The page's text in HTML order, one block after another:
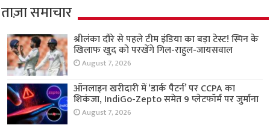
ताज़ा समाचार
श्रीलंका दौरे से पहले टीम इंडिया का बड़ा टेस्ट! स्पिन के
खिलाफ खुद को परखेंगे गिल-राहुल-जायसवाल
August 7, 2026
ऑनलाइन खरीदारी में ‘डार्क पैटर्न’ पर CCPA का
शिकंजा, IndiGo-Zepto समेत 9 प्लेटफॉर्म पर जुर्माना
August 7, 2026